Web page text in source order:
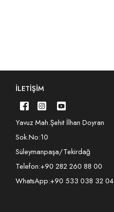
İLETIŞIM
Yavuz Mah.Şehit İlhan Doyran
Sok.No:10
Süleymanpaşa/Tekirdağ
Telefon:+90 282 260 88 00
WhatsApp:+90 533 038 32 04